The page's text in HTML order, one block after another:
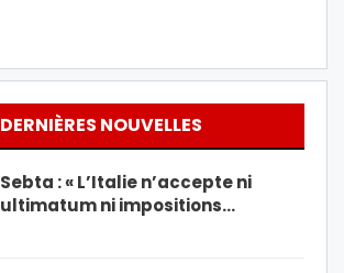
DERNIÈRES NOUVELLES
Sebta : « L’Italie n’accepte ni
ultimatum ni impositions…